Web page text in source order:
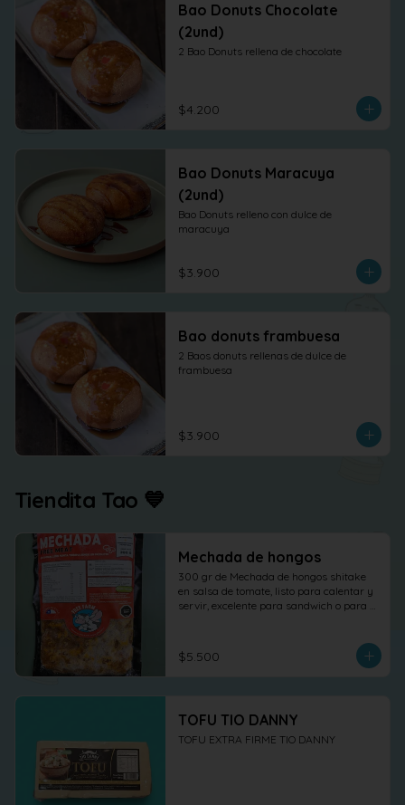
Bao Donuts Chocolate
(2und)
2 Bao Donuts rellena de chocolate
$4.200
Bao Donuts Maracuya
(2und)
Bao Donuts relleno con dulce de
maracuya
$3.900
Bao donuts frambuesa
2 Baos donuts rellenas de dulce de
frambuesa
$3.900
Tiendita Tao 💙
Mechada de hongos
300 gr de Mechada de hongos shitake
en salsa de tomate, listo para calentar y
servir, excelente para sandwich o para
$5.500
TOFU TIO DANNY
TOFU EXTRA FIRME TIO DANNY